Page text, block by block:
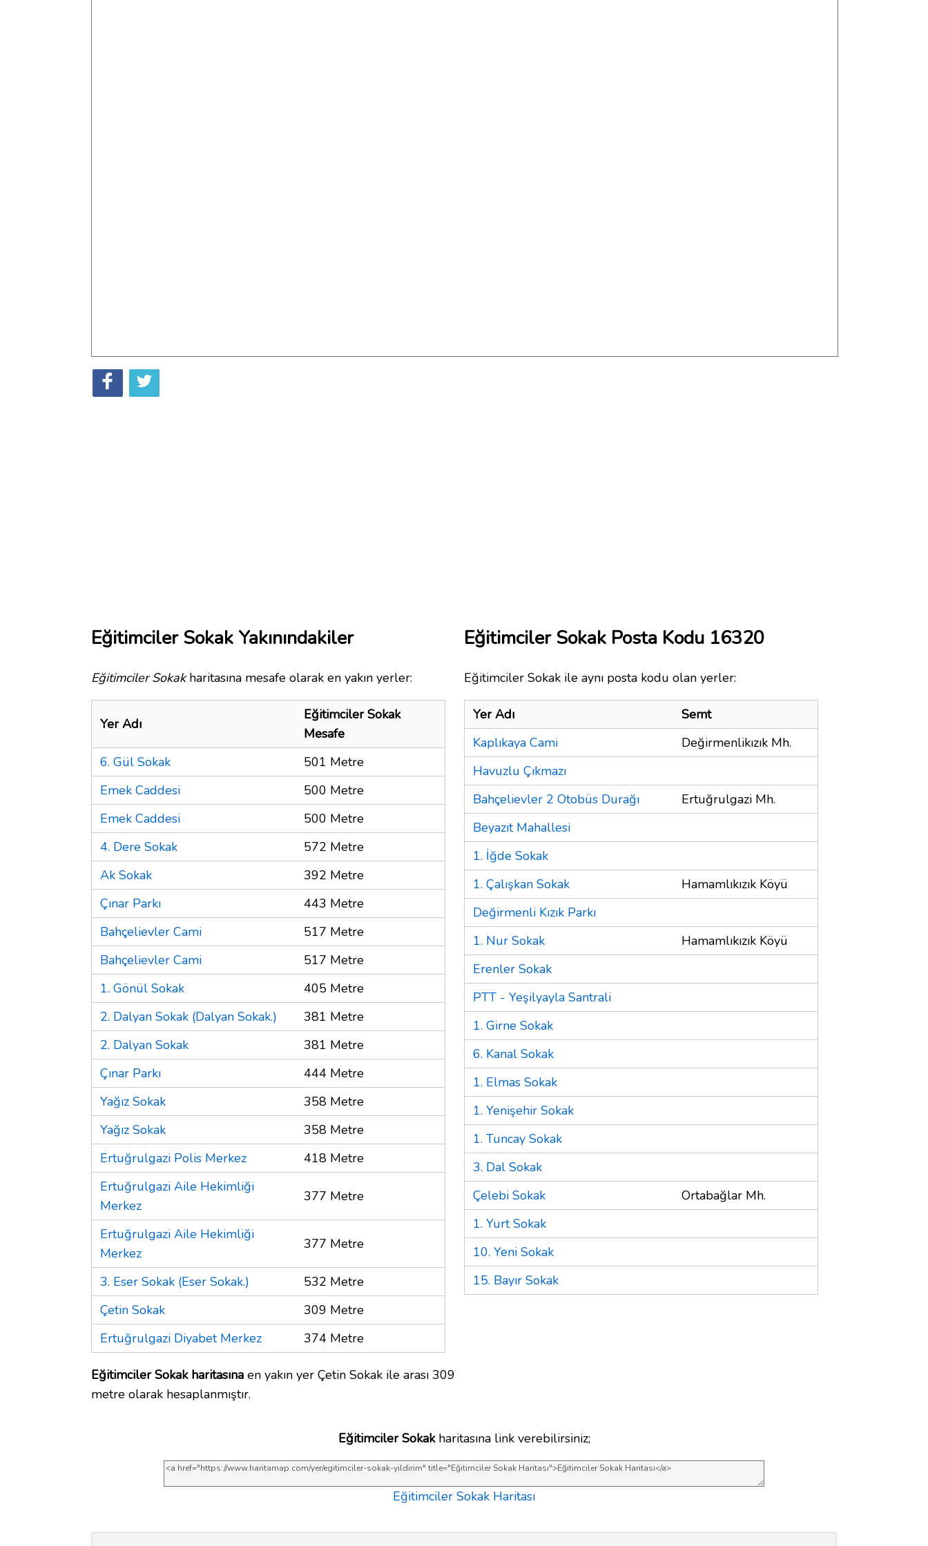
Eğitimciler Sokak Yakınındakiler
Eğitimciler Sokakharitasına mesafe olarak en yakın yerler:
Yer Adı
Eğitimciler Sokak
Mesafe
6. Gül Sokak
501 Metre
Emek Caddesi
500 Metre
Emek Caddesi
500 Metre
4. Dere Sokak
572 Metre
Ak Sokak
392 Metre
Çınar Parkı
443 Metre
Bahçelievler Cami
517 Metre
Bahçelievler Cami
517 Metre
1. Gönül Sokak
405 Metre
2. Dalyan Sokak (Dalyan Sokak.)
381 Metre
2. Dalyan Sokak
381 Metre
Çınar Parkı
444 Metre
Yağız Sokak
358 Metre
Yağız Sokak
358 Metre
Ertuğrulgazi Polis Merkez
418 Metre
Ertuğrulgazi Aile Hekimliği
Merkez
377 Metre
Ertuğrulgazi Aile Hekimliği
Merkez
377 Metre
3. Eser Sokak (Eser Sokak.)
532 Metre
Çetin Sokak
309 Metre
Ertuğrulgazi Diyabet Merkez
374 Metre
Eğitimciler Sokak haritasına en yakın yer Çetin Sokak ile arası 309
metre olarak hesaplanmıştır.
Eğitimciler Sokak Posta Kodu 16320
Eğitimciler Sokak ile aynı posta kodu olan yerler:
Yer Adı
Semt
Kaplıkaya Cami
Değirmenlikızık Mh.
Havuzlu Çıkmazı
Bahçelievler 2 Otobüs Durağı
Ertuğrulgazi Mh.
Beyazıt Mahallesi
1. İğde Sokak
1. Çalışkan Sokak
Hamamlıkızık Köyü
Değirmenli Kızık Parkı
1. Nur Sokak
Hamamlıkızık Köyü
Erenler Sokak
PTT - Yeşilyayla Santrali
1. Girne Sokak
6. Kanal Sokak
1. Elmas Sokak
1. Yenişehir Sokak
1. Tuncay Sokak
3. Dal Sokak
Çelebi Sokak
Ortabağlar Mh.
1. Yurt Sokak
10. Yeni Sokak
15. Bayır Sokak
Eğitimciler Sokakharitasına link verebilirsiniz;
Eğitimciler Sokak Haritası